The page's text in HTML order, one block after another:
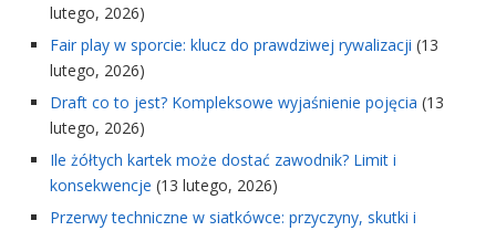
lutego, 2026)
Fair play w sporcie: klucz do prawdziwej rywalizacji (13
lutego, 2026)
Draft co to jest? Kompleksowe wyjaśnienie pojęcia (13
lutego, 2026)
Ile żółtych kartek może dostać zawodnik? Limit i
konsekwencje (13 lutego, 2026)
Przerwy techniczne w siatkówce: przyczyny, skutki i